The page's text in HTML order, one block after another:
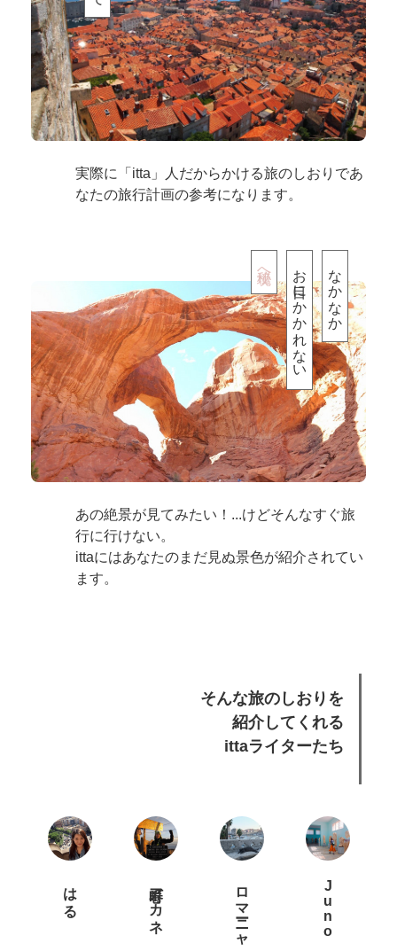
実際に「itta」人だからかける旅のしおりであ
なたの旅行計画の参考になります。
秘境へ お目にかかれない なかなか
あの絶景が見てみたい！...けどそんなすぐ旅
行に行けない。
ittaにはあなたのまだ見ぬ景色が紹介されてい
ます。
そんな旅のしおりを
紹介してくれる
ittaライターたち
はる 巻町アカネ ロマーニャ Juno